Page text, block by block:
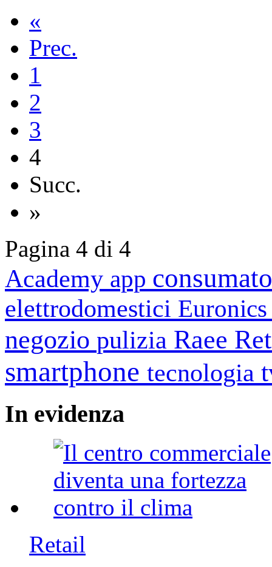
«
Prec.
1
2
3
4
Succ.
»
Pagina 4 di 4
Academy app
elettrodomestici
negozio pulizia Raee
smartphone tecnologia
In evidenza
Retail